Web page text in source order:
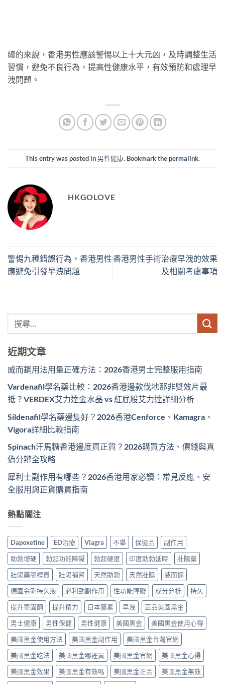
總的來說，香港男性應該警惕以上十大元凶，及時調整生活
習慣，避免不良行為，提高性健康水平，有效預防和處理早
洩問題。
This entry was posted in 男性健康. Bookmark thepermalink.
HKGOLOVE
警惕九種錯誤行為，香港男性
應避免引發早洩問題
香港男性手術治療早洩的效果
及相關考慮事項
近期文章
威而鋼用法用量正確方法：2026香港男士完整服用指南
Vardenafil學名藥比較：2026香港邊款伐地那非雙效片最
抵？VERDEX艾力達金水晶 vs 紅屁股艾力達詳細分析
Sildenafil學名藥邊隻好？2026香港Cenforce、Kamagra、
Vigora詳細比較指南
Spinach汗馬糖香港邊度買正貨？2026購買方法、價錢與真
偽分辨全攻略
犀利士副作用有哪些？2026香港用家必讀：常見反應、安
全服用與正貨購買指南
熱點關注
Dapoxetine ED治療 Viagra 不舉 保健品
副作用
助勃增硬
勃起功能障礙 勃起硬度 印度助勃延時
壯陽藥
壯陽藥哪裡買
壯陽補腎 天然助勃 天然壯陽
威而鋼
德國金剛持久液
必利勁副作用 性功能障礙 成分分析
持久
提升睪固酮
提升精力 日本藤素 早洩
正品美國黑金
男士健康
男性保健 男性健康 美國黑金
美國黑金使用心得
美國黑金使用方法
美國黑金副作用
美國黑金台灣官網
美國黑金吃法
美國黑金哪裡買 美國黑金官網
美國黑金心得
美國黑金效果
美國黑金有效嗎 美國黑金正品
美國黑金無效